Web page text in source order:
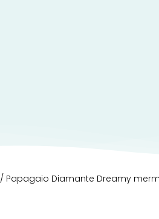
/ Papagaio Diamante Dreamy